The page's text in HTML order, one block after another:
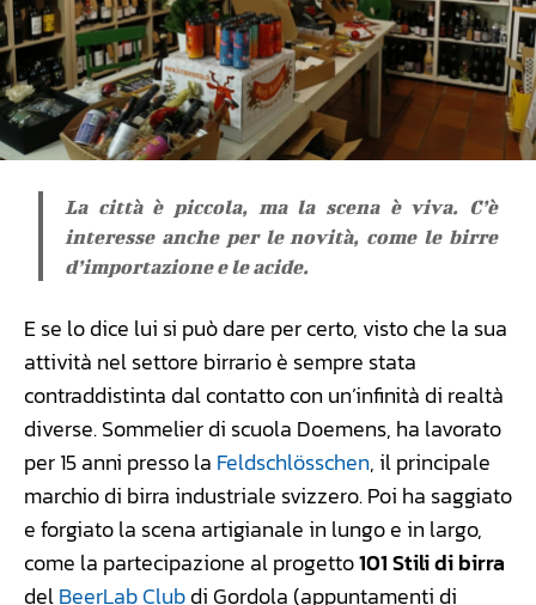
La città è piccola, ma la scena è viva. C’è
interesse anche per le novità, come le birre
d’importazione e le acide.
E se lo dice lui si può dare per certo, visto che la sua
attività nel settore birrario è sempre stata
contraddistinta dal contatto con un’infinità di realtà
diverse. Sommelier di scuola Doemens, ha lavorato
per 15 anni presso la Feldschlösschen, il principale
marchio di birra industriale svizzero. Poi ha saggiato
e forgiato la scena artigianale in lungo e in largo,
come la partecipazione al progetto101 Stili di birra
delBeerLab Clubdi Gordola (appuntamenti di